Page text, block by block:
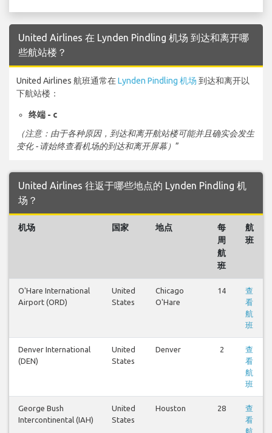
United Airlines 在 Lynden Pindling 机场 到达和离开哪
些航站楼？
United Airlines 航班通常在Lynden Pindling 机场 到达和离开以
下航站楼：
终端 - c
（注意：由于各种原因，到达和离开航站楼可能并且确实会发生
变化 - 请始终查看机场的到达和离开屏幕） ”
United Airlines 往返于哪些地点的 Lynden Pindling 机
场？
机场 国家 地点
每
周
航
班
航
班
O'Hare International
Airport (ORD)
United
States
Chicago
O'Hare
14
查
看
航
班
Denver International
(DEN)
United
States
Denver 2
查
看
航
班
George Bush
Intercontinental (IAH)
United
States
Houston 28
查
看
航